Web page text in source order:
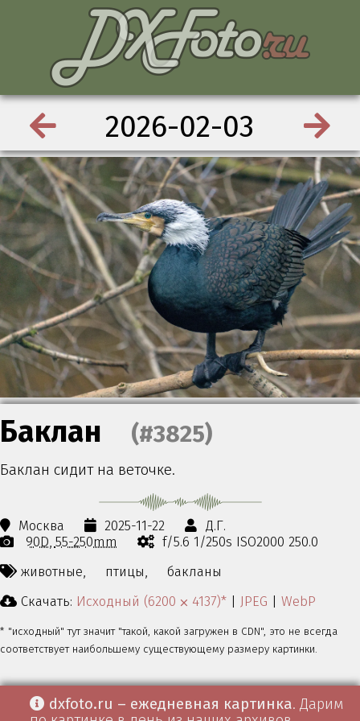
2026-02-03
Баклан (#3825)
Баклан сидит на веточке.
Москва 2025-11-22
Д.Г.
90D 55-250mm
f/5.6 1/250s ISO2000 250.0
животные,
птицы,
бакланы
Скачать: Исходный (6200 ⨉ 4137)* | JPEG | WebP
* "исходный" тут значит "такой, какой загружен в CDN", это не всегда
соответствует наибольшему существующему размеру картинки.
dxfoto.ru – ежедневная картинка. Дарим